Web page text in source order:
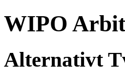
WIPO
Alternativt